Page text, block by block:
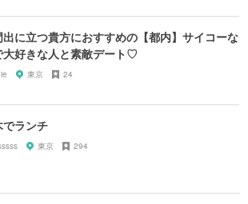
出に立つ貴方におすすめの【都内】サイコーな
大好きな人と素敵デート♡
東京 24
ランチ
東京 294